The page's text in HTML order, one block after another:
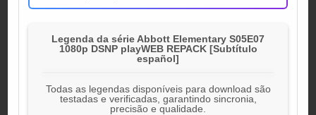
Legenda da série Abbott Elementary S05E07
1080p DSNP playWEB REPACK [Subtítulo
español]
Todas as legendas disponíveis para download são
testadas e verificadas, garantindo sincronia,
precisão e qualidade.